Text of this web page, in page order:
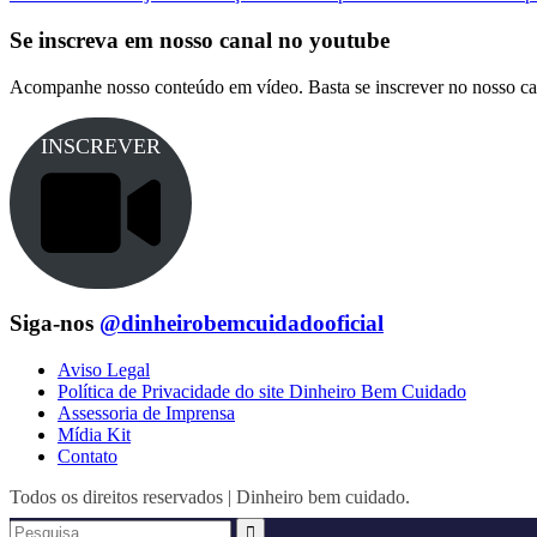
Se inscreva em nosso canal no youtube
Acompanhe nosso conteúdo em vídeo. Basta se inscrever no nosso
INSCREVER
Siga-nos @dinheirobemcuidadooficial
Aviso Legal
Política de Privacidade do site Dinheiro Bem Cuidado
Assessoria de Imprensa
Mídia Kit
Contato
Todos os direitos reservados | Dinheiro bem cuidado.